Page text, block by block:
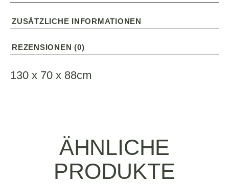
ZUSÄTZLICHE INFORMATIONEN
REZENSIONEN (0)
130 x 70 x 88cm
ÄHNLICHE
PRODUKTE